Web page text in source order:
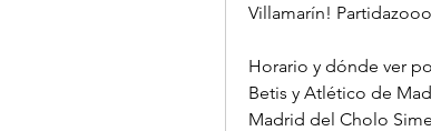
Villamarín!
Horario y dónde ver
Betis y Atlético de
Madrid del Cholo